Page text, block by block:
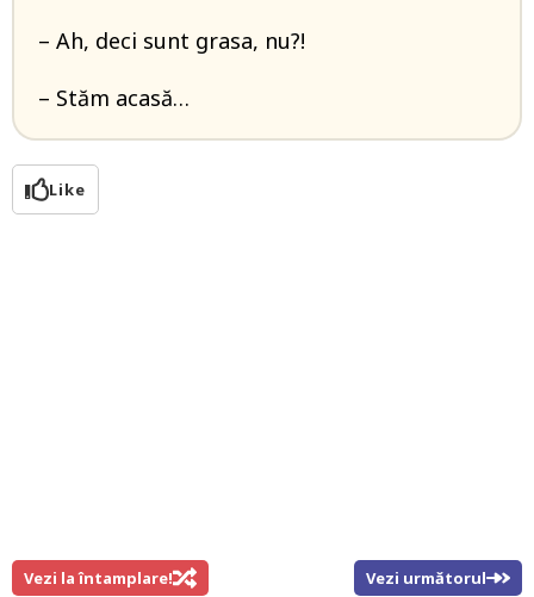
– Ah, deci sunt grasa, nu?!
– Stăm acasă…
Like
Vezi la întamplare! Vezi următorul